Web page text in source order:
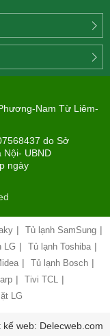
Nam Từ Liêm-
do Sở
Nội- UBND
ngày
| Tủ lạnh SamSung |
LG | Tủ lạnh Toshiba |
| Tủ lạnh Bosch |
| Tivi TCL |
LG
kế web: Delecweb.com